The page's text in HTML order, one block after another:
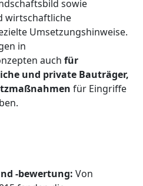
sowie
wirtschaftliche
Umsetzungshinweise.
in
auch für
und private Bauträger,
für Eingriffe
-bewertung: Von